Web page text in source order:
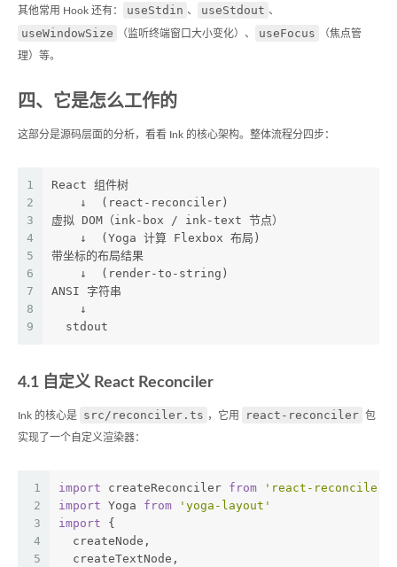
其他常用 Hook 还有： useStdin 、 useStdout 、
useWindowSize （监听终端窗口大小变化）、 useFocus （焦点管
理）等。
四、它是怎么工作的
这部分是源码层面的分析，看看 Ink 的核心架构。整体流程分四步：
1
2
3
4
5
6
7
8
9
React 组件树
    ↓  (react-reconciler)
虚拟 DOM（ink-box / ink-text 节点）
    ↓  (Yoga 计算 Flexbox 布局)
带坐标的布局结果
    ↓  (render-to-string)
ANSI 字符串
    ↓
  stdout
4.1 自定义 React Reconciler
Ink 的核心是 src/reconciler.ts ，它用 react-reconciler 包
实现了一个自定义渲染器：
1
2
3
4
5
import createReconciler from
'react-reconciler'
import Yoga from
'yoga-layout'
import {
  createNode,
  createTextNode,